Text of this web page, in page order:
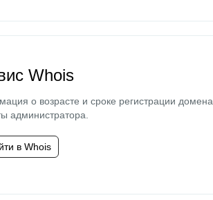
Whois
о возрасте и сроке регистрации домена,
администратора.
в Whois